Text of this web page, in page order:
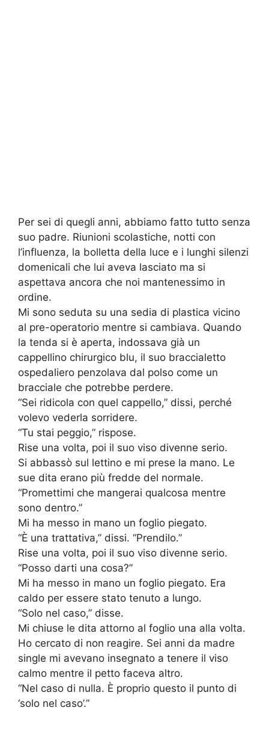
Per sei di quegli anni, abbiamo fatto tutto senza
suo padre. Riunioni scolastiche, notti con
l’influenza, la bolletta della luce e i lunghi silenzi
domenicali che lui aveva lasciato ma si
aspettava ancora che noi mantenessimo in
ordine.
Mi sono seduta su una sedia di plastica vicino
al pre-operatorio mentre si cambiava. Quando
la tenda si è aperta, indossava già un
cappellino chirurgico blu, il suo braccialetto
ospedaliero penzolava dal polso come un
bracciale che potrebbe perdere.
“Sei ridicola con quel cappello,” dissi, perché
volevo vederla sorridere.
“Tu stai peggio,” rispose.
Rise una volta, poi il suo viso divenne serio.
Si abbassò sul lettino e mi prese la mano. Le
sue dita erano più fredde del normale.
“Promettimi che mangerai qualcosa mentre
sono dentro.”
Mi ha messo in mano un foglio piegato.
“È una trattativa,” dissi. “Prendilo.”
Rise una volta, poi il suo viso divenne serio.
“Posso darti una cosa?”
Mi ha messo in mano un foglio piegato. Era
caldo per essere stato tenuto a lungo.
“Solo nel caso,” disse.
Mi chiuse le dita attorno al foglio una alla volta.
Ho cercato di non reagire. Sei anni da madre
single mi avevano insegnato a tenere il viso
calmo mentre il petto faceva altro.
“Nel caso di nulla. È proprio questo il punto di
‘solo nel caso’.”